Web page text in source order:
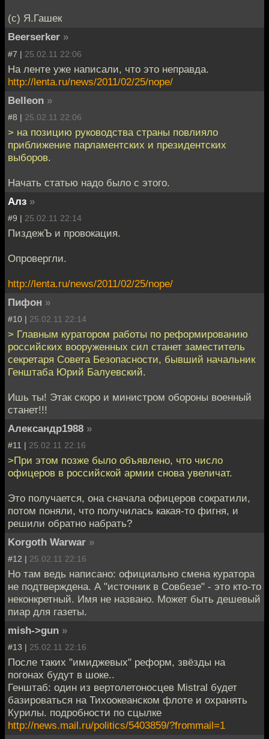
(с) Я.Гашек
Beerserker »
#7 | 25.02.11 22:06
На ленте уже написали, что это неправда.
http://lenta.ru/news/2011/02/25/nope/
Belleon »
#8 | 25.02.11 22:06
> на позицию руководства страны повлияло
приближение парламентских и президентских
выборов.
Начать статью надо было с этого.
Алз »
#9 | 25.02.11 22:14
ПиздежЪ и провокация.
Опровергли.
http://lenta.ru/news/2011/02/25/nope/
Пифон »
#10 | 25.02.11 22:14
> Главным куратором работы по реформированию
российских вооруженных сил станет заместитель
секретаря Совета Безопасности, бывший начальник
Генштаба Юрий Балуевский.
Ишь ты! Этак скоро и министром обороны военный
станет!!!
Александр1988 »
#11 | 25.02.11 22:16
>При этом позже было объявлено, что число
офицеров в российской армии снова увеличат.
Это получается, она сначала офицеров сократили,
потом поняли, что получилась какая-то фигня, и
решили обратно набрать?
Korgoth Warwar »
#12 | 25.02.11 22:16
Но там ведь написано: официально смена куратора
не подтверждена. А "источник в Совбезе" - это кто-то
неконкретный. Имя не названо. Может быть дешевый
пиар для газеты.
mish->gun »
#13 | 25.02.11 22:16
После таких "имиджевых" реформ, звёзды на
погонах будут в шоке..
Генштаб: один из вертолетоносцев Mistral будет
базироваться на Тихоокеанском флоте и охранять
Курилы. подробности по сцылке
http://news.mail.ru/politics/5403859/?frommail=1